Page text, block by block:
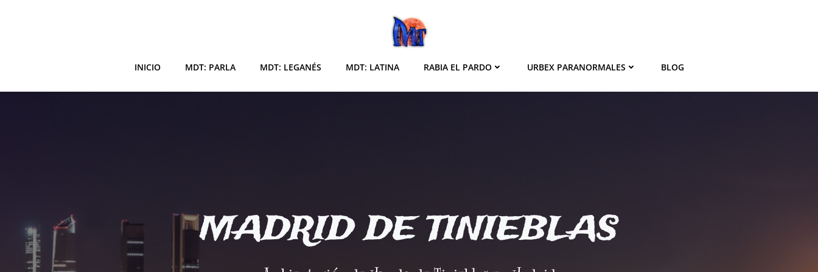
INICIO MDT: PARLA MDT: LEGANÉS MDT: LATINA RABIA EL PARDO URBEX PARANORMALES BLOG
MADRID DE TINIEBLAS